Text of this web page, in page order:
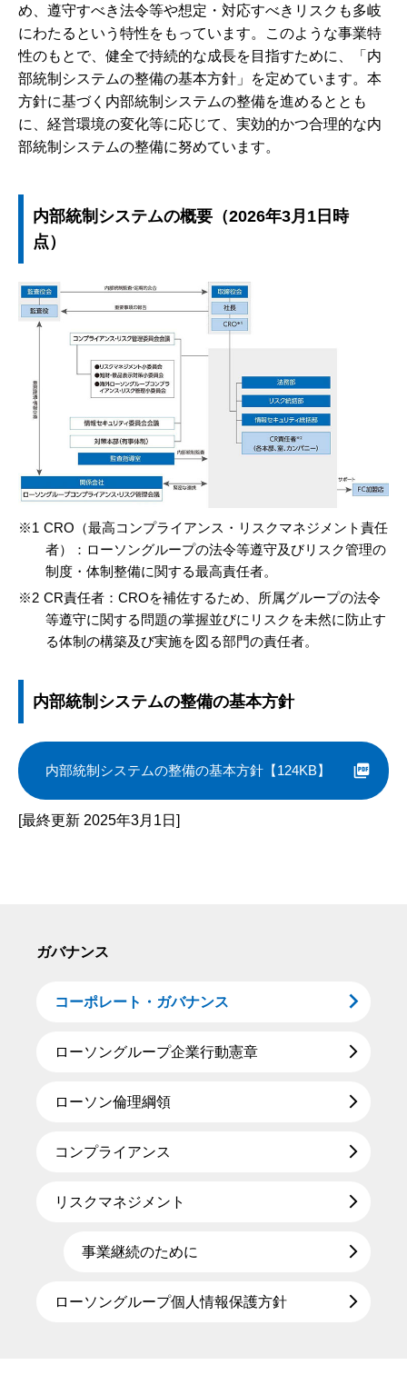
め、遵守すべき法令等や想定・対応すべきリスクも多岐
にわたるという特性をもっています。このような事業特
性のもとで、健全で持続的な成長を目指すために、「内
部統制システムの整備の基本方針」を定めています。本
方針に基づく内部統制システムの整備を進めるととも
に、経営環境の変化等に応じて、実効的かつ合理的な内
部統制システムの整備に努めています。
内部統制システムの概要（2026年3月1日時
点）
CRO（最高コンプライアンス・リスクマネジメント責任
者）：ローソングループの法令等遵守及びリスク管理の
制度・体制整備に関する最高責任者。
CR責任者：CROを補佐するため、所属グループの法令
等遵守に関する問題の掌握並びにリスクを未然に防止す
る体制の構築及び実施を図る部門の責任者。
内部統制システムの整備の基本方針
内部統制システムの整備の基本方針【124KB】
[最終更新 2025年3月1日]
ガバナンス
コーポレート・ガバナンス
ローソングループ企業行動憲章
ローソン倫理綱領
コンプライアンス
リスクマネジメント
事業継続のために
ローソングループ個人情報保護方針